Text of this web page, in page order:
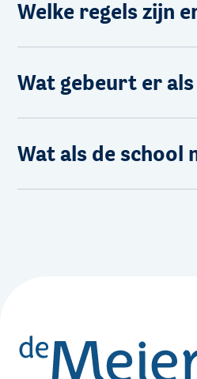
Welke regels zijn
Wat gebeurt er
Wat als de school